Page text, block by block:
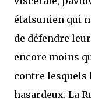
étatsunien qui
de défendre
encore moins
contre lesquels
hasardeux. La